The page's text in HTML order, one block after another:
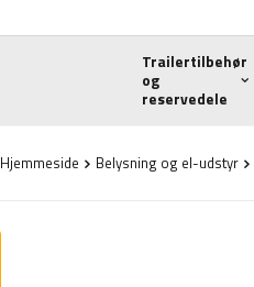
Trailertilbehør
og
reservedele
Hjemmeside Belysning og el-udstyr